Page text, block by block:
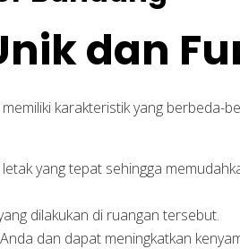
dan
karakteristik yang berbeda-
yang tepat sehingga
dilakukan di ruangan tersebut.
dan dapat meningkatkan